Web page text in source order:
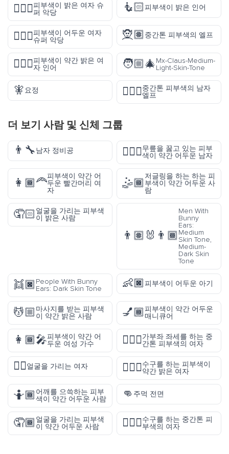
🦹🏻‍♀️피부색이 밝은 여자 슈
퍼 악당
🧜🏻피부색이 밝은 인어
🦹🏿‍♀️피부색이 어두운 여자
슈퍼 악당
🧝🏽중간톤 피부색의 엘프
🧜🏼‍♀️피부색이 약간 밝은 여
자 인어
🧑🏼‍🎄Mx-Claus-Medium-
Light-Skin-Tone
🧚요정 🧝🏽‍♂️중간톤 피부색의 남자
엘프
더 보기 사람 및 신체 그룹
👨‍🔧남자 정비공 🧎🏾‍♂️무릎을 꿇고 있는 피부
색이 약간 어두운 남자
👩🏾‍🦰
피부색이 약간 어
두운 빨간머리 여
자
🤹🏾
저글링을 하는 하는 피
부색이 약간 어두운 사
람
🤦🏻얼굴을 가리는 피부색
이 밝은 사람
👨🏽‍🐰‍👨🏾
Men With
Bunny
Ears:
Medium
Skin Tone,
Medium-
Dark Skin
Tone
👯🏿People With Bunny
Ears: Dark Skin Tone
👶🏿피부색이 어두운 아기
💆🏼마사지를 받는 피부색
이 약간 밝은 사람
💅🏾피부색이 약간 어두운
매니큐어
👩🏾‍🎤피부색이 약간 어
두운 여성 가수
🧘🏽‍♀️가부좌 좌세를 하는 중
간톤 피부색의 여자
🤦‍♀️얼굴을 가리는 여자 🤽🏼‍♀️수구를 하는 피부색이
약간 밝은 여자
🤷🏾어깨를 으쓱하는 피부
색이 약간 어두운 사람
👊 주먹 전면
🤦🏾얼굴을 가리는 피부색
이 약간 어두운 사람
🤽🏽‍♀️수구를 하는 중간톤 피
부색의 여자